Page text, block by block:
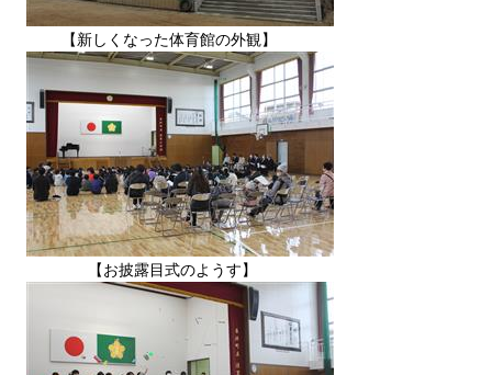
【新しくなった体育館の外観】
【お披露目式のようす】